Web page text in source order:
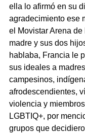
ella lo afirmó en su
agradecimiento ese
el Movistar Arena
madre y sus dos
hablaba, Francia le
sus ideales a
campesinos,
afrodescendientes,
violencia y
LGBTIQ+, por
grupos que